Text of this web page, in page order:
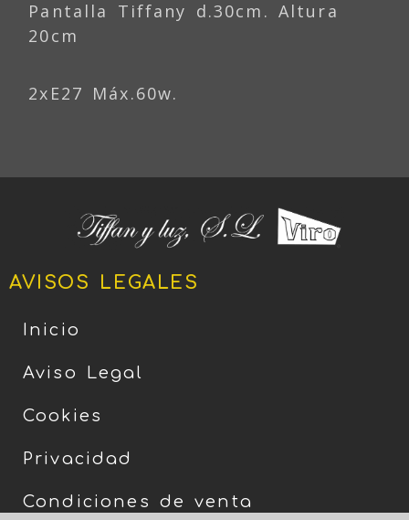
Pantalla Tiffany d.30cm. Altura
20cm
2xE27 Máx.60w.
AVISOS LEGALES
Inicio
Aviso Legal
Cookies
Privacidad
Condiciones de venta